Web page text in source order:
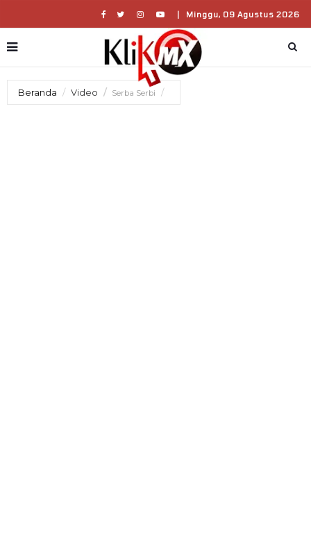
| Minggu, 09 Agustus 2026
Beranda Video Serba Serbi